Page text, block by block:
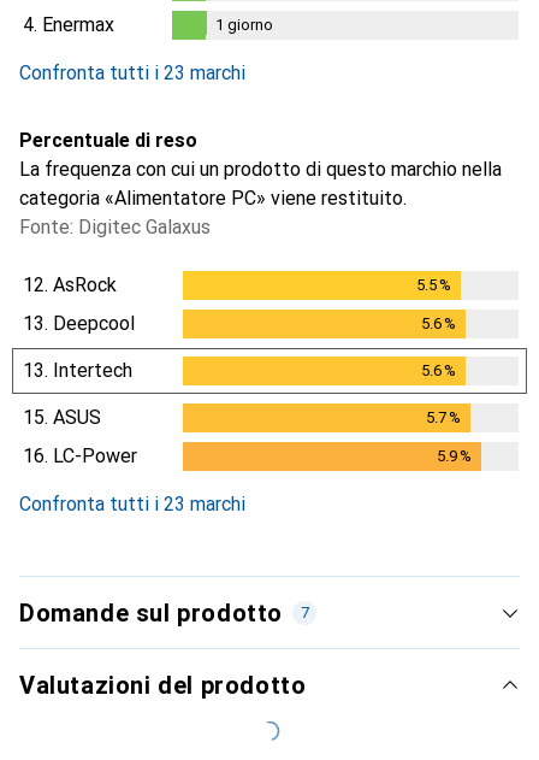
giorno
4. Enermax 1 giorno
Confronta tutti i 23 marchi
Percentuale di reso
La frequenza con cui un prodotto di questo marchio nella
categoria «Alimentatore PC» viene restituito.
Fonte: Digitec Galaxus
12. AsRock 5.5%
13. Deepcool 5.6%
5.6%
13. Intertech 5.6%
5.6%
15. ASUS 5.7%
5.7%
16. LC-Power 5.9%
Confronta tutti i 23 marchi
Domande sul prodotto 7
Valutazioni del prodotto